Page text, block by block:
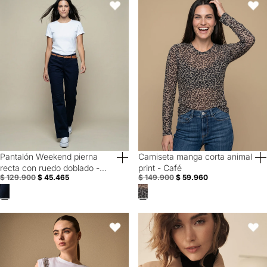
Special Prices
Pantalón Weekend pierna
recta con ruedo doblado -
Azul
$ 129.900 $ 45.465
Favoritos
60% Off
Camiseta manga corta animal
print - Café
$ 149.900 $ 59.960
Camiseta Blanca con Aplicaciones Metálicas - Blanco
Favoritos
Chaqueta abullonada para mujer